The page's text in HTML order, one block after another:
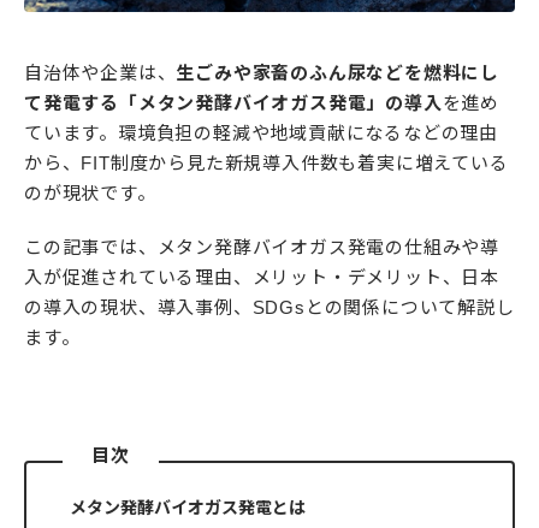
自治体や企業は、 生ごみや家畜のふん尿などを燃料にし
て発電する「メタン発酵バイオガス発電」の導入を進め
ています。環境負担の軽減や地域貢献になるなどの理由
から、FIT制度から見た新規導入件数も着実に増えている
のが現状です。
この記事では、メタン発酵バイオガス発電の仕組みや導
入が促進されている理由、メリット・デメリット、日本
の導入の現状、導入事例、SDGsとの関係について解説し
ます。
目次
メタン発酵バイオガス発電とは